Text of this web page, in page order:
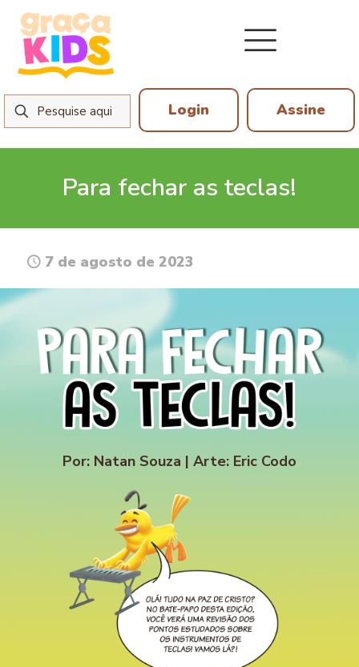
Login Assine
Para fechar as teclas!
7 de agosto de 2023
Por: Natan Souza | Arte: Eric Codo